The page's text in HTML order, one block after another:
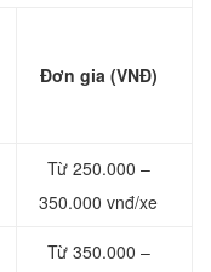
Đơn gia (VNĐ)
Từ 250.000 –
350.000 vnđ/xe
Từ 350.000 –